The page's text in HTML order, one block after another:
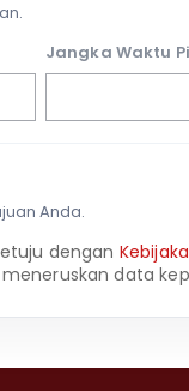
Jangka Waktu
Anda.
dengan
data